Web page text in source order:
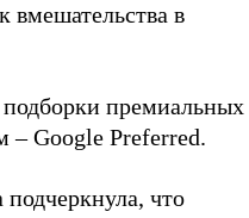
в
подборки премиальных
– Google Preferred.
что